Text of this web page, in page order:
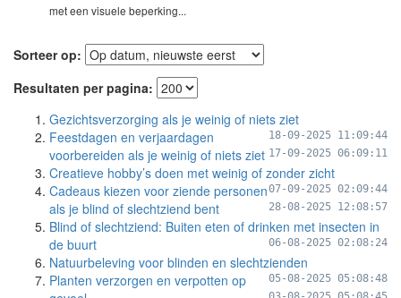
met een visuele beperking...
Sorteer op:
Resultaten per pagina:
Gezichtsverzorging als je weinig of niets ziet
18-09-2025 11:09:44
Feestdagen en verjaardagen
voorbereiden als je weinig of niets ziet 17-09-2025 06:09:11
Creatieve hobby’s doen met weinig of zonder zicht
07-09-2025 02:09:44
Cadeaus kiezen voor ziende personen
als je blind of slechtziend bent
28-08-2025 12:08:57
Blind of slechtziend: Buiten eten of drinken met insecten in
de buurt
06-08-2025 02:08:24
Natuurbeleving voor blinden en slechtzienden
05-08-2025 05:08:48
Planten verzorgen en verpotten op